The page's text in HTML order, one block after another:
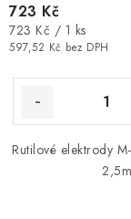
597,52 Kč bez DPH
723 Kč
Měrná
cena:
723 Kč / 1 ks
Rutilové elektrody